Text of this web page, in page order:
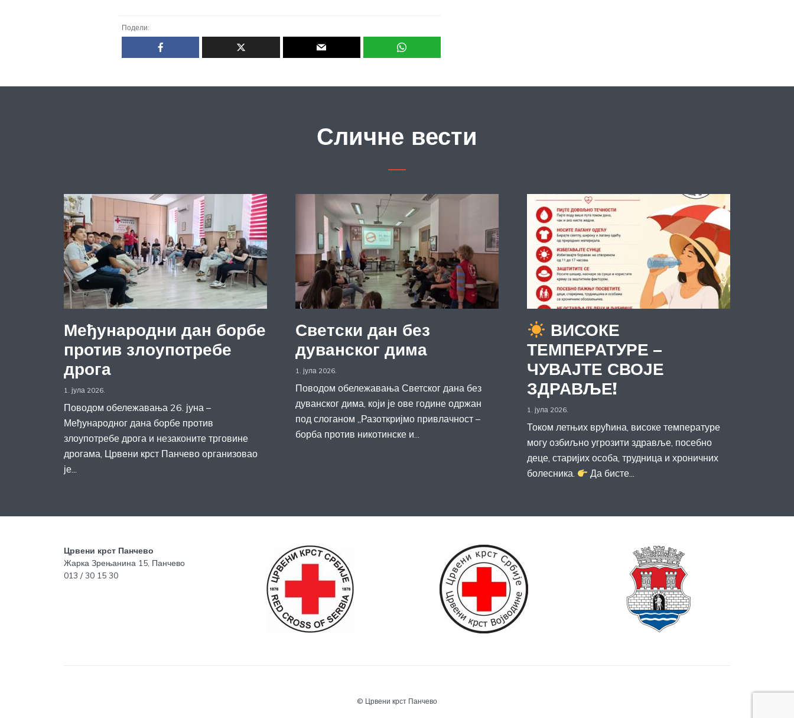
Подели:
Сличне вести
Међународни дан борбе
против злоупотребе
дрога
1. јула 2026.
Поводом обележавања 26. јуна –
Међународног дана борбе против
злоупотребе дрога и незаконите трговине
дрогама, Црвени крст Панчево организовао
је...
Светски дан без
дуванског дима
1. јула 2026.
Поводом обележавања Светског дана без
дуванског дима, који је ове године одржан
под слоганом „Разоткријмо привлачност –
борба против никотинске и...
ВИСОКЕ
ТЕМПЕРАТУРЕ –
ЧУВАЈТЕ СВОЈЕ
ЗДРАВЉЕ!
1. јула 2026.
Током летњих врућина, високе температуре
могу озбиљно угрозити здравље, посебно
деце, старијих особа, трудница и хроничних
болесника.
Да бисте...
Црвени крст Панчево
Жарка Зрењанина 15, Панчево
013 / 30 15 30
© Црвени крст Панчево